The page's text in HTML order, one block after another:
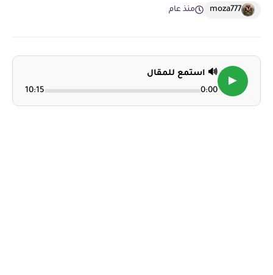
moza777 منذ عام
▶
🔊 استمع للمقال
0:00
10:15